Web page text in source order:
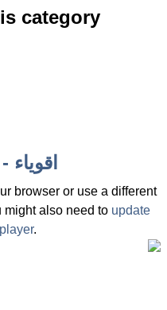
category
اقوياء -
browser or use a different
might also need to update
.